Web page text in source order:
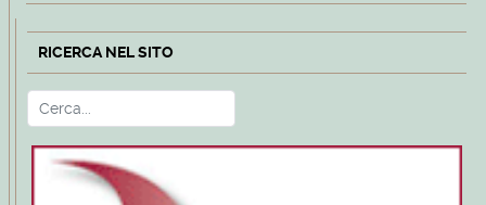
RICERCA NEL SITO
Cerca Type 2 or more characters for